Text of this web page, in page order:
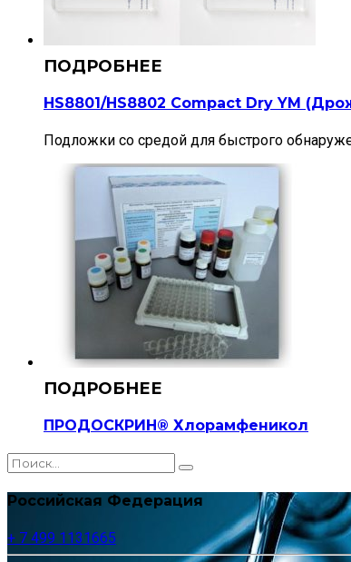
HS8801/HS8802 Compact Dry YM
Подложки со средой для быстрого
ПРОДОСКРИН® Хлорамфеникол
Российская Федерация
+ 7 499 1131665